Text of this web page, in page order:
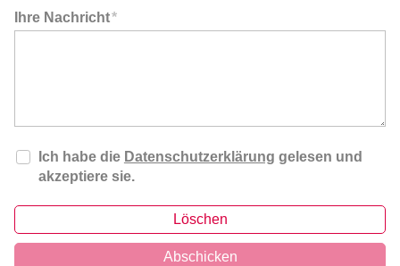
Ihre Nachricht*
Ich habe die Datenschutzerklärung gelesen und
akzeptiere sie.
Löschen
Abschicken